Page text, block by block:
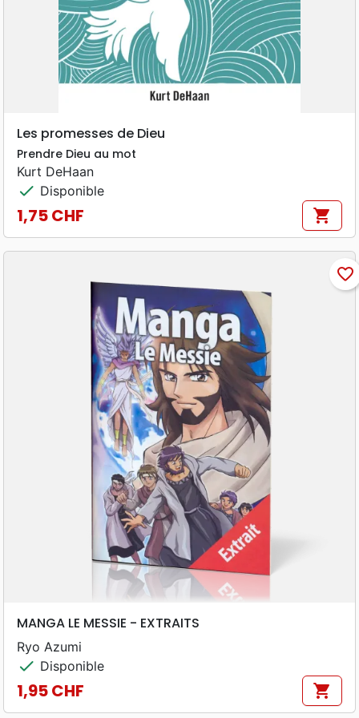
Les promesses de Dieu
Prendre Dieu au mot
Kurt DeHaan
check Disponible
Prix
1,75 CHF shopping_cart
favorite_border
MANGA LE MESSIE - EXTRAITS
Ryo Azumi
check Disponible
Prix
1,95 CHF shopping_cart